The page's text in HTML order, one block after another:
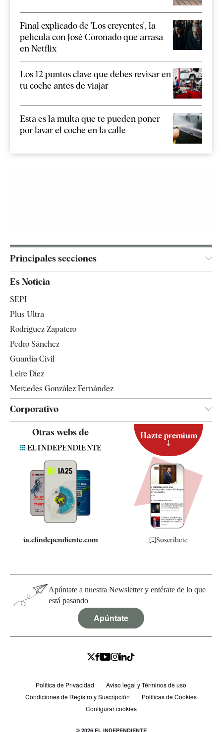
Final explicado de 'Los creyentes', la
película con José Coronado que arrasa
en Netflix
Los 12 puntos clave que debes revisar en
tu coche antes de viajar
Esta es la multa que te pueden poner
por lavar el coche en la calle
Principales secciones
Televisión
Es Noticia
SEPI
Plus Ultra
Rodríguez Zapatero
Pedro Sánchez
Guardia Civil
Leire Díez
Mercedes González Fernández
Corporativo
Quiénes somos
Especificaciones
Otras webs de
ia.elindependiente.com
Hazte premium
Suscríbete
Apúntate a nuestra Newsletter y entérate de lo que
está pasando
Apúntate
Política de Privacidad
Aviso legal y Términos de uso
Condiciones de Registro y Suscripción
Políticas de Cookies
Configurar cookies
© 2026 EL INDEPENDIENTE